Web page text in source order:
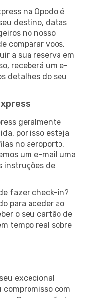
na Opodo é
destino, datas
no nosso
comparar voos,
a sua reserva em
receberá um e-
detalhes do seu
geralmente
por isso esteja
no aeroporto.
um e-mail uma
instruções de
fazer check-in?
para aceder ao
o seu cartão de
tempo real sobre
excecional
compromisso com